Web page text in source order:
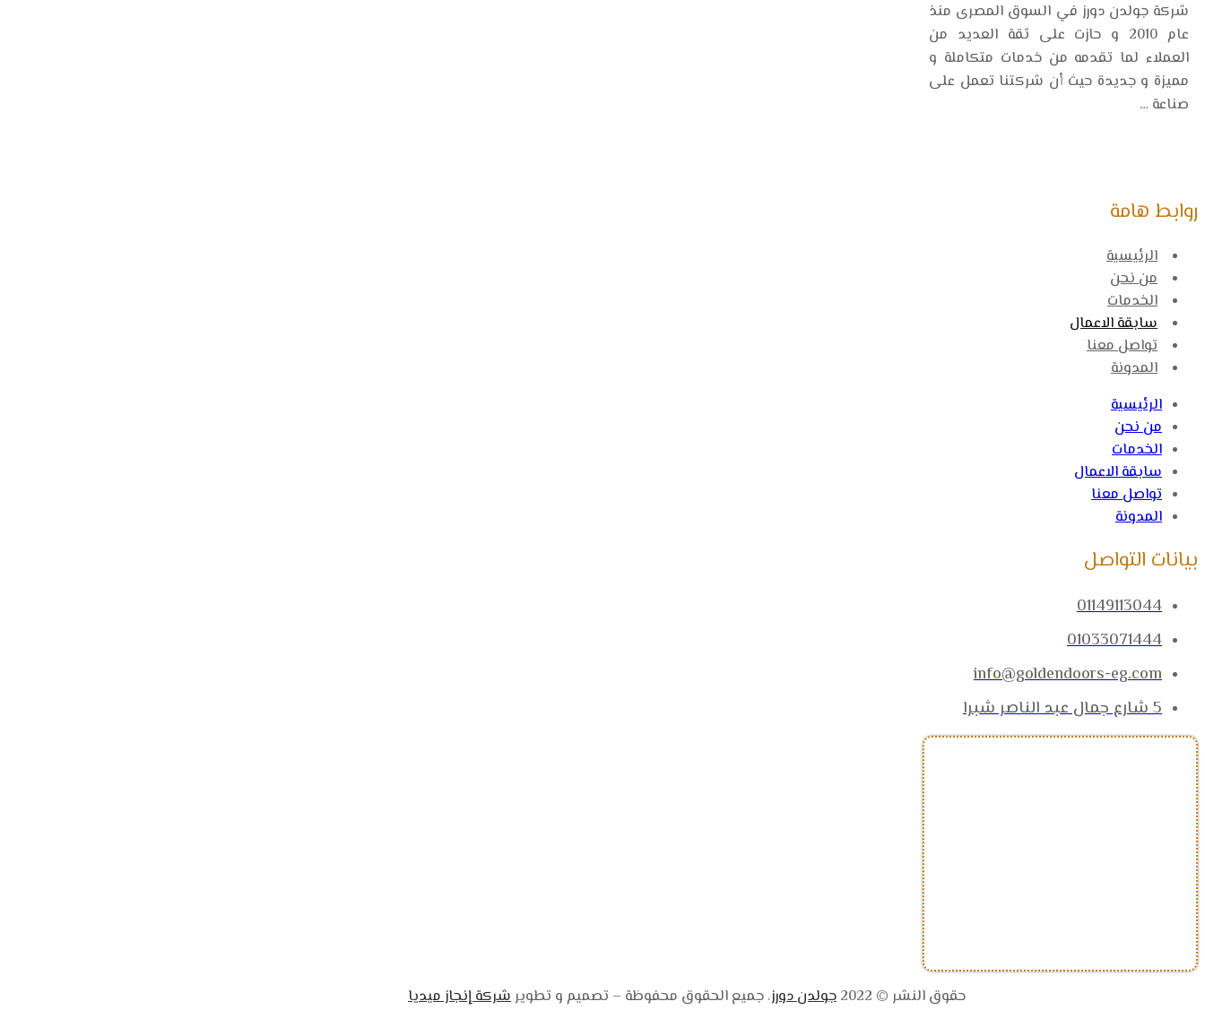
شركة جولدن دورز في السوق المصرى منذ
عام 2010 و حازت على ثقة العديد من
العملاء لما تقدمه من خدمات متكاملة و
مميزة و جديدة حيث أن شركتنا تعمل على
صناعة …
روابط هامة
الرئيسية
من نحن
الخدمات
سابقة الاعمال
تواصل معنا
المدونة
الرئيسية
من نحن
الخدمات
سابقة الاعمال
تواصل معنا
المدونة
بيانات التواصل
01149113044
01033071444
info@goldendoors-eg.com
5 شارع جمال عبد الناصر شبرا
حقوق النشر © 2022 جولدن دورز، جميع الحقوق محفوظة – تصميم و تطوير شركة إنجاز ميديا